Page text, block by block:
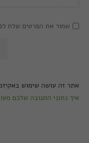
שמור את הפרטים שלח
אתר זה עושה שימוש
איך נתוני התגובה שלכם